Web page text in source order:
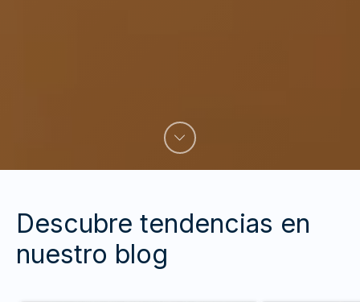
Descubre tendencias en
nuestro blog